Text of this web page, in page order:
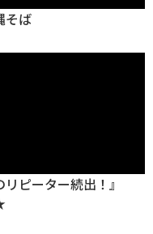
そば
ピーター続出！』